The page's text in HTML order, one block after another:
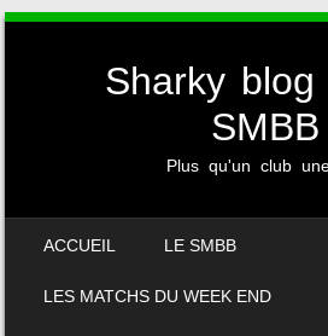
Sharky
SMBB
Plus qu'un club
ACCUEIL LE SMBB
LES MATCHS DU WEEK END